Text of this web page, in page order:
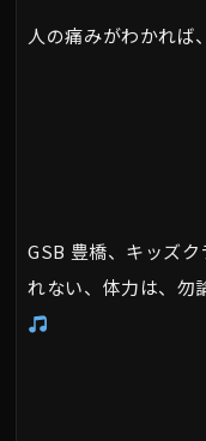
人の痛みがわかれば
GSB 豊橋、キッズ
れない、体力は、勿